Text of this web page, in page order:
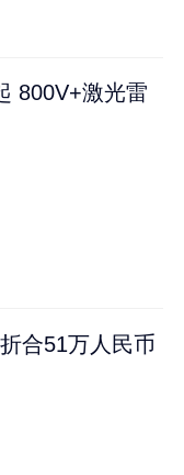
800V+激光雷
合51万人民币